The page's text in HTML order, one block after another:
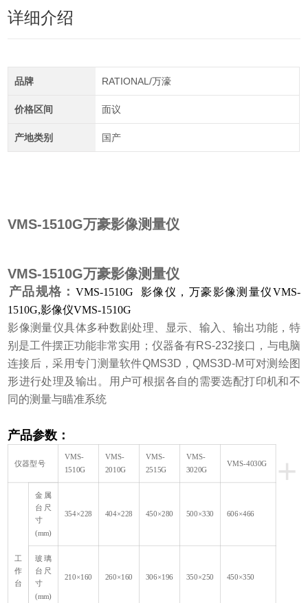
详细介绍
品牌 RATIONAL/万濠
价格区间 面议
产地类别 国产
VMS-1510G万豪影像测量仪
VMS-1510G万豪影像测量仪
产品规格： VMS-1510G 影像仪，万豪影像测量仪VMS-
1510G,影像仪VMS-1510G
影像测量仪具体多种数剧处理、显示、输入、输出功能，特
别是工件摆正功能非常实用；仪器备有RS-232接口，与电脑
连接后，采用专门测量软件QMS3D，QMS3D-M可对测绘图
形进行处理及输出。用户可根据各自的需要选配打印机和不
同的测量与瞄准系统
产品参数：
+
仪器型号
VMS-
1510G
VMS-
2010G
VMS-
2515G
VMS-
3020G
VMS-4030G
工
作
台
金属
台尺
寸
(mm)
354×228 404×228 450×280 500×330 606×466
玻璃
台尺
寸
(mm)
210×160 260×160 306×196 350×250 450×350